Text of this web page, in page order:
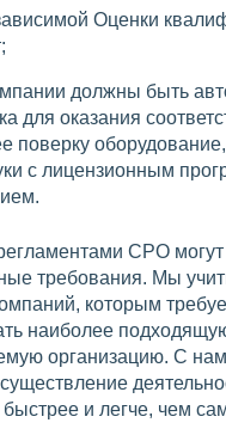
Оценки
должны быть
для оказания
поверку
с лицензионным
СРО
требования. Мы
которым
наиболее
организацию. С
быстрее и легче, чем